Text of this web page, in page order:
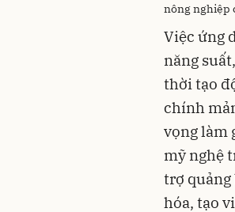
nông nghiệp
Việc ứng
năng
thời tạo
chính
vọng làm
mỹ nghệ
trợ quảng
hóa, tạo